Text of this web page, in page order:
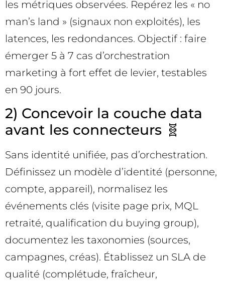
les métriques observées. Repérez les « no
man’s land » (signaux non exploités), les
latences, les redondances. Objectif : faire
émerger 5 à 7 cas d’orchestration
marketing à fort effet de levier, testables
en 90 jours.
2) Concevoir la couche data
avant les connecteurs 🧬
Sans identité unifiée, pas d’orchestration.
Définissez un modèle d’identité (personne,
compte, appareil), normalisez les
événements clés (visite page prix, MQL
retraité, qualification du buying group),
documentez les taxonomies (sources,
campagnes, créas). Établissez un SLA de
qualité (complétude, fraîcheur,